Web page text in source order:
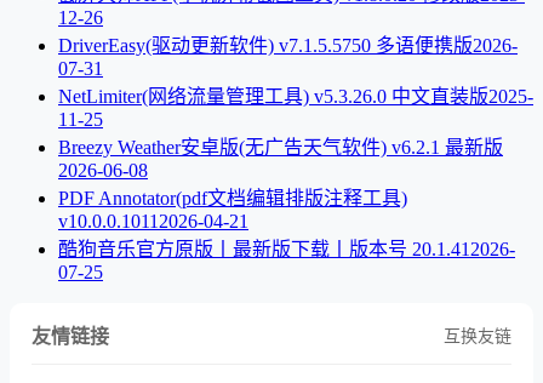
12-26
DriverEasy(驱动更新软件) v7.1.5.5750 多语便携版2026-
07-31
NetLimiter(网络流量管理工具) v5.3.26.0 中文直装版2025-
11-25
Breezy Weather安卓版(无广告天气软件) v6.2.1 最新版
2026-06-08
PDF Annotator(pdf文档编辑排版注释工具)
v10.0.0.1011 2026-04-21
酷狗音乐官方原版丨最新版下载丨版本号 20.1.41 2026-
07-25
友情链接 互换友链